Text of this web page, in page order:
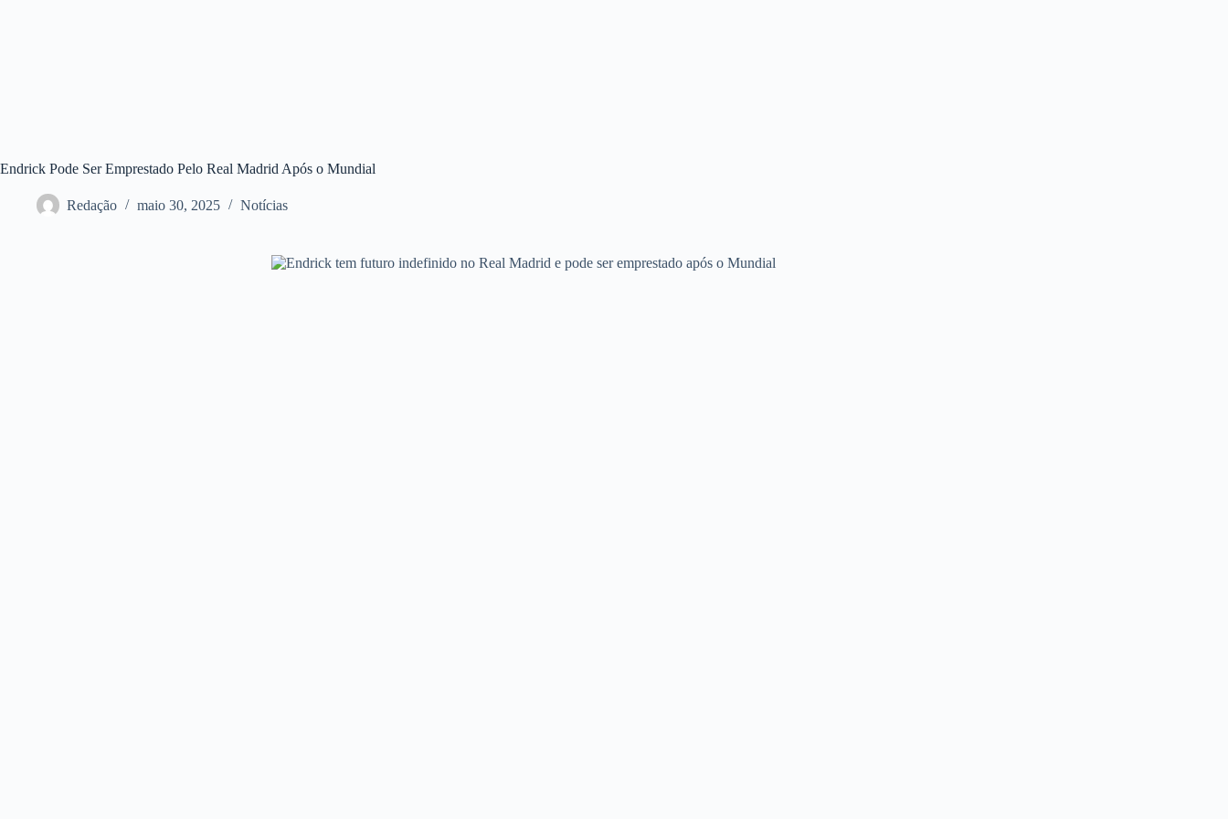
Endrick Pode Ser Emprestado Pelo Real Madrid Após o Mundial
Redação maio 30, 2025 Notícias